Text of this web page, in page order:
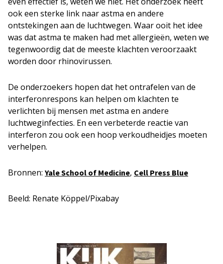
ook een sterke link naar astma en andere
ontstekingen aan de luchtwegen. Waar ooit het idee
was dat astma te maken had met allergieën, weten we
tegenwoordig dat de meeste klachten veroorzaakt
worden door rhinovirussen.
De onderzoekers hopen dat het ontrafelen van de
interferonrespons kan helpen om klachten te
verlichten bij mensen met astma en andere
luchtweginfecties. En een verbeterde reactie van
interferon zou ook een hoop verkoudheidjes moeten
verhelpen.
Bronnen: Yale School of Medicine, Cell Press Blue
Beeld: Renate Köppel/Pixabay